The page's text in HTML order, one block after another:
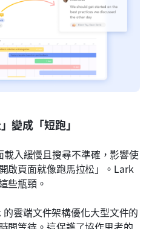
變成「短跑」
入緩慢且搜尋不準確，影響使
啟頁面就像跑馬拉松」。Lark
些瓶頸。
的雲端文件架構優化大型文件的